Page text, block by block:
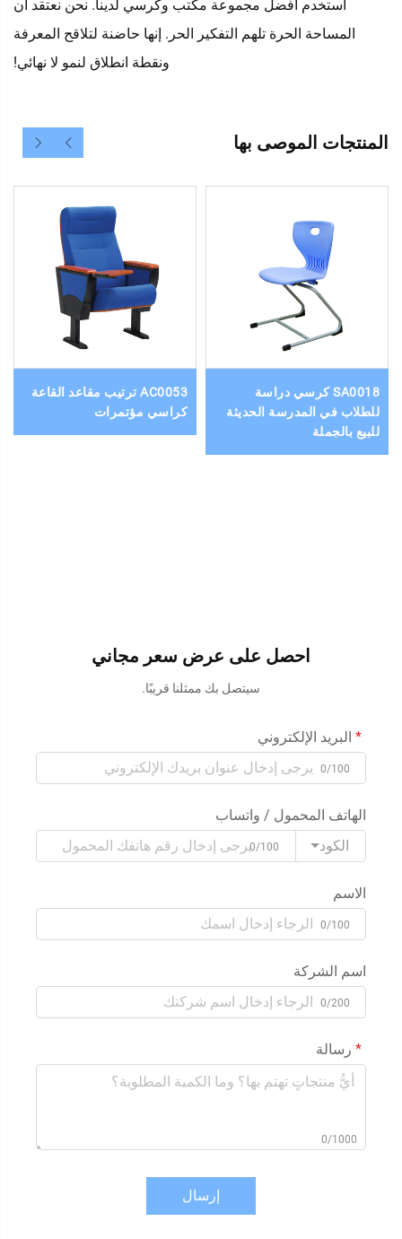
استخدم أفضل مجموعة مكتب وكرسي لدينا. نحن نعتقد أن
المساحة الحرة تلهم التفكير الحر. إنها حاضنة لتلاقح المعرفة
ونقطة انطلاق لنمو لا نهائي!
المنتجات الموصى بها
SA0018 كرسي دراسة
للطلاب في المدرسة الحديثة
للبيع بالجملة
AC0053 ترتيب مقاعد القاعة
كراسي مؤتمرات
احصل على عرض سعر مجاني
سيتصل بك ممثلنا قريبًا.
البريد الإلكتروني
0/100
الهاتف المحمول / واتساب
الكود
0/100
الاسم
0/100
اسم الشركة
0/200
رسالة
0/1000
إرسال